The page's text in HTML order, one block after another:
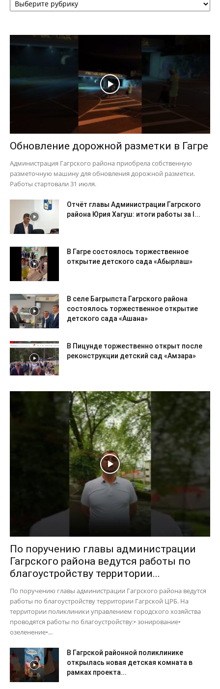
Обновление дорожной разметки в Гагре
Администрация Гагрского района приобрела собственную
разметочную машину для обновления дорожной разметки.
Работы стартовали 31 июля.
Отчёт главы Администрации Гагрского
района Юрия Хагуш: итоги работы за I...
В Гагре состоялось торжественное
открытие детского сада «Абырлаш»
В селе Багрыпста Гагрского района
состоялось торжественное открытие
детского сада «Ашана»
В Пицунде торжественно открыт после
реконструкции детский сад «Амзара»
По поручению главы администрации
Гагрского района ведутся работы по
благоустройству территории...
По поручению главы администрации Гагрского района ведутся
работы по благоустройству территории Гагрской ЦРБ. На
территории поликлиники управлением городского хозяйства
проводятся работы по благоустройству:• зонирование•
озеленение•...
В Гагрской районной поликлинике
открылась новая детская комната в
рамках проекта...